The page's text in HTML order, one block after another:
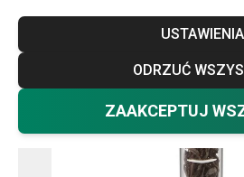
USTAWIENIA
ODRZUĆ
ZAAKCEPTUJ